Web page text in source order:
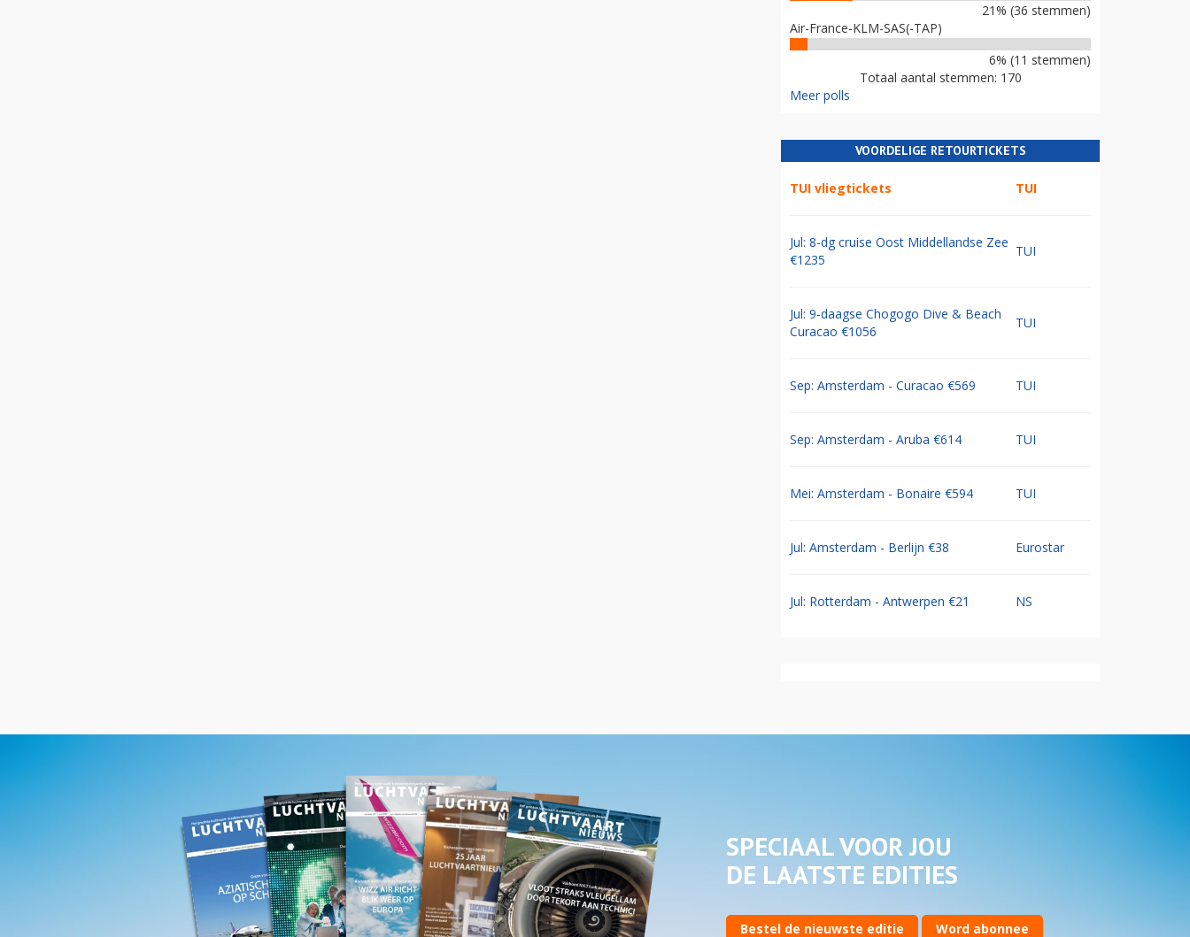
21% (36 stemmen)
Air-France-KLM-SAS(-TAP)
6% (11 stemmen)
Totaal aantal stemmen: 170
Meer polls
VOORDELIGE RETOURTICKETS
TUI vliegtickets TUI
Jul: 8-dg cruise Oost Middellandse Zee
€1235
TUI
Jul: 9-daagse Chogogo Dive & Beach
Curacao €1056
TUI
Sep: Amsterdam - Curacao €569 TUI
Sep: Amsterdam - Aruba €614 TUI
Mei: Amsterdam - Bonaire €594 TUI
Jul: Amsterdam - Berlijn €38 Eurostar
Jul: Rotterdam - Antwerpen €21 NS
SPECIAAL VOOR JOU
DE LAATSTE EDITIES
Bestel de nieuwste editie Word abonnee